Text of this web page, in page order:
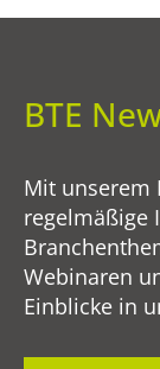
BTE
Mit unserem
regelmäßige
Webinaren
Einblicke in